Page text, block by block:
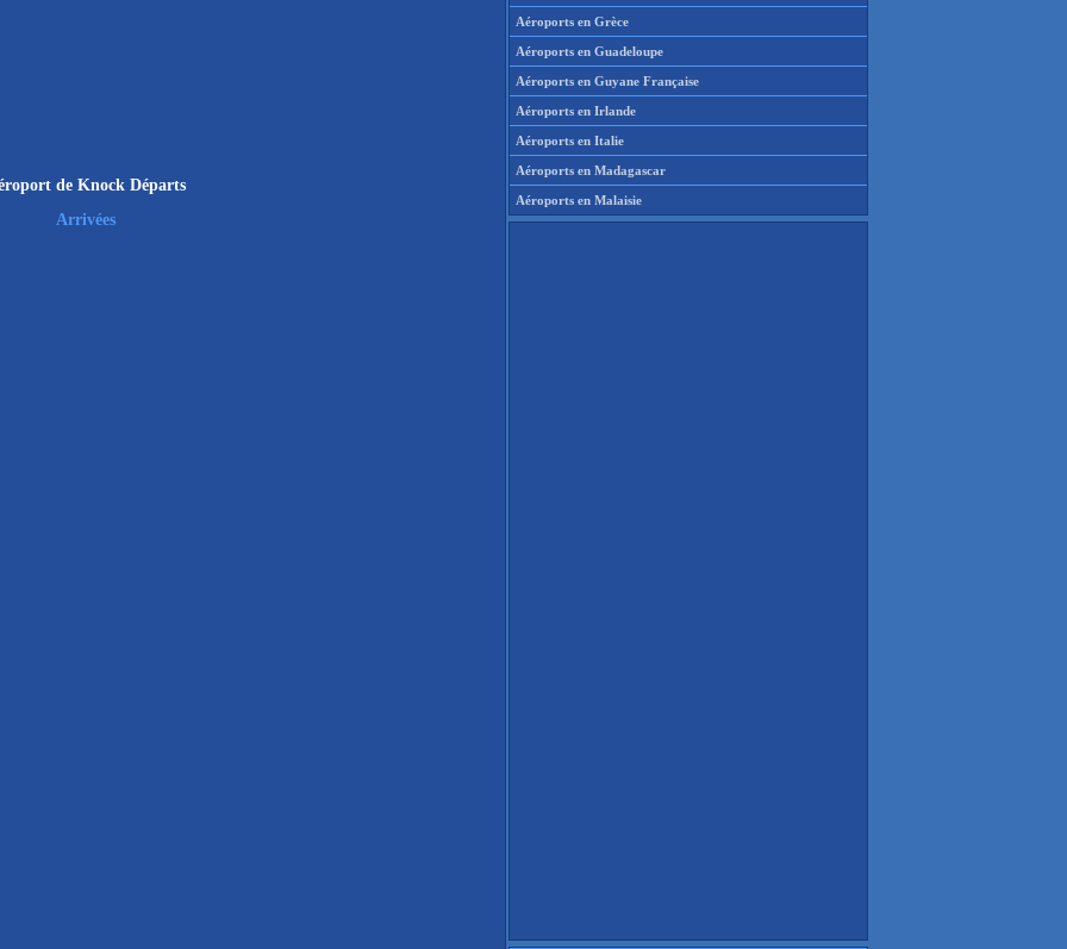
de Knock Départs
Arrivées
Aéroports en Grèce
Aéroports en Guadeloupe
Aéroports en Guyane Française
Aéroports en Irlande
Aéroports en Italie
Aéroports en Madagascar
Aéroports en Malaisie